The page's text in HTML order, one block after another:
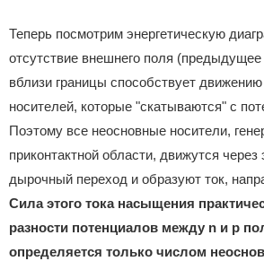
Теперь посмотрим энергетическую
отсутствие внешнего поля
вблизи границы способствует
носителей, которые "скатываются" с
Поэтому все неосновные носители,
приконтактной области, движутся через
дырочный переход и образуют ток,
Сила этого тока насыщения
разности потенциалов между n и p
определяется только числом